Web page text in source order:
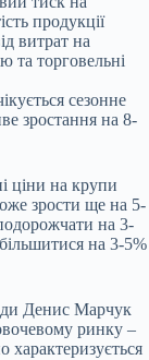
продукції
витрат на
та торговельні
сезонне
зростання на 8-
ціни на крупи
зрости ще на 5-
на 3-
на 3-5%
Денис Марчук
ринку –
характеризується